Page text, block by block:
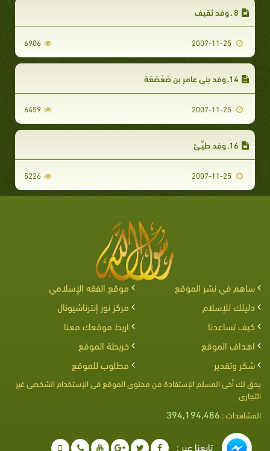
8 ـ وفد ثقيف‏
6906
14ـ وفد بني عامر بن صَعْصَعَة‏
6459
16ـ وفد طيِّـئ‏
5226
ساهم في نشر الموقع
موقع الفقه الإسلامي
دليلك للإسلام
مركز نور إنترناشيونال
كيف تساعدنا
اربط موقعك معنا
اهداف الموقع
خريطة الموقع
شكر وتقدير
مطلوب للموقع
يحق لك أخى المسلم الإستفادة من محتوى الموقع فى الإستخدام الشخصى غير
التجارى
المشاهدات : 394,194,486
تابعنا عبر :